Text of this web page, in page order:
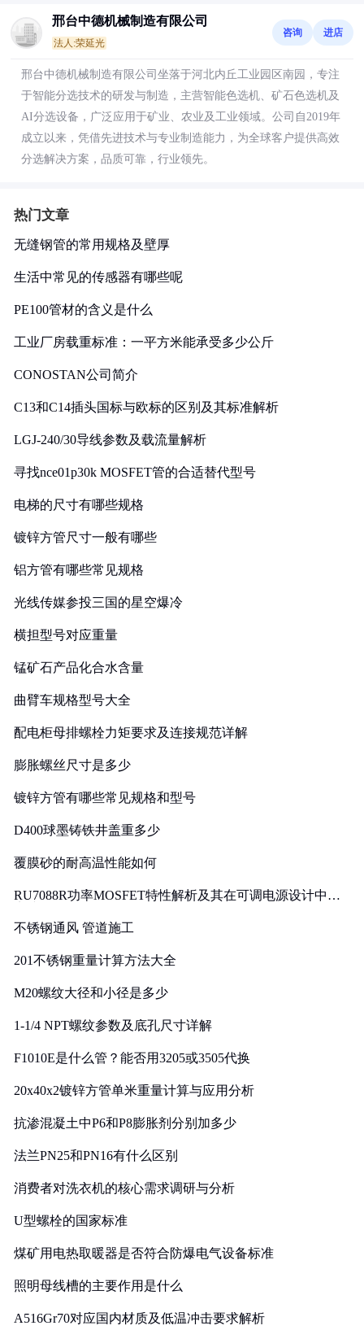
邢台中德机械制造有限公司
法人:荣延光
咨询 进店
邢台中德机械制造有限公司坐落于河北内丘工业园区南园，专注
于智能分选技术的研发与制造，主营智能色选机、矿石色选机及
AI分选设备，广泛应用于矿业、农业及工业领域。公司自2019年
成立以来，凭借先进技术与专业制造能力，为全球客户提供高效
分选解决方案，品质可靠，行业领先。
热门文章
无缝钢管的常用规格及壁厚
生活中常见的传感器有哪些呢
PE100管材的含义是什么
工业厂房载重标准：一平方米能承受多少公斤
CONOSTAN公司简介
C13和C14插头国标与欧标的区别及其标准解析
LGJ-240/30导线参数及载流量解析
寻找nce01p30k MOSFET管的合适替代型号
电梯的尺寸有哪些规格
镀锌方管尺寸一般有哪些
铝方管有哪些常见规格
光线传媒参投三国的星空爆冷
横担型号对应重量
锰矿石产品化合水含量
曲臂车规格型号大全
配电柜母排螺栓力矩要求及连接规范详解
膨胀螺丝尺寸是多少
镀锌方管有哪些常见规格和型号
D400球墨铸铁井盖重多少
覆膜砂的耐高温性能如何
RU7088R功率MOSFET特性解析及其在可调电源设计中的
不锈钢通风 管道施工
201不锈钢重量计算方法大全
M20螺纹大径和小径是多少
1-1/4 NPT螺纹参数及底孔尺寸详解
F1010E是什么管？能否用3205或3505代换
20x40x2镀锌方管单米重量计算与应用分析
抗渗混凝土中P6和P8膨胀剂分别加多少
法兰PN25和PN16有什么区别
消费者对洗衣机的核心需求调研与分析
U型螺栓的国家标准
煤矿用电热取暖器是否符合防爆电气设备标准
照明母线槽的主要作用是什么
A516Gr70对应国内材质及低温冲击要求解析